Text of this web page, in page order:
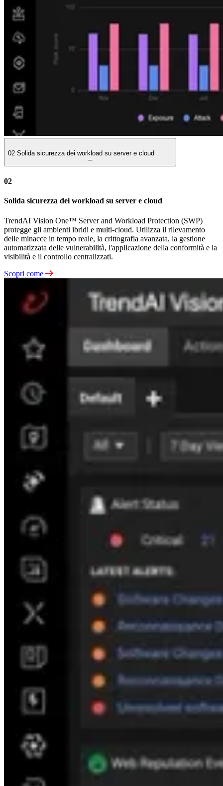
02 Solida sicurezza dei workload su server e cloud
02
Solida sicurezza dei workload su server e cloud
TrendAI Vision One™ Server and Workload Protection (SWP)
protegge gli ambienti ibridi e multi-cloud. Utilizza il rilevamento
delle minacce in tempo reale, la crittografia avanzata, la gestione
automatizzata delle vulnerabilità, l'applicazione della conformità e la
visibilità e il controllo centralizzati.
Scopri come